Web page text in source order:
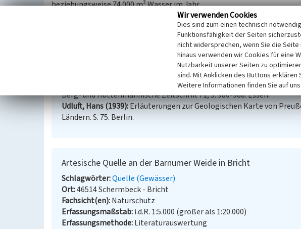
beziehungsweise 74.000 m3Wasser im Jahr.
(Jana Wermeyer, Michael Stevens & Stefan Kronsbein, Haus der Natur
Die Entstehung der artesischen Quellen im
Berg- und Hüttenmännische Zeitschrift 71, S. 980-988. Essen.
Udluft, Hans (1939) Erläuterungen zur Geologischen Karte von
Ländern. S. 75. Berlin.
Artesische Quelle an der Barnumer Weide in Bricht
Schlagwörter Quelle (Gewässer)
Ort 46514 Schermbeck - Bricht
Fachsicht(en) Naturschutz
Erfassungsmaßstab i.d.R. 1:5.000 (größer als 1:20.000)
Erfassungsmethode Literaturauswertung
Wir verwenden Cookies
Dies sind zum einen technisch
Funktionsfähigkeit der Seiten
nicht widersprechen, wenn Sie die
hinaus verwenden wir Cookies für eine
Nutzbarkeit unserer Seiten zu
sind. Mit Anklicken des Buttons erklären
Weitere Informationen finden Sie auf